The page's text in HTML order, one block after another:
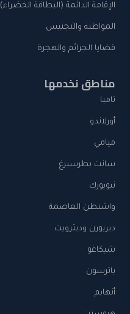
الإقامة الدائمة (البطاقة الخضراء)
المواطنة والتجنيس
قضايا الجرائم والهجرة
مناطق نخدمها
تامبا
أورلاندو
ميامي
سانت بطرسبرغ
نيويورك
واشنطن العاصمة
ديربورن وديترويت
شيكاغو
باترسون
أنهايم